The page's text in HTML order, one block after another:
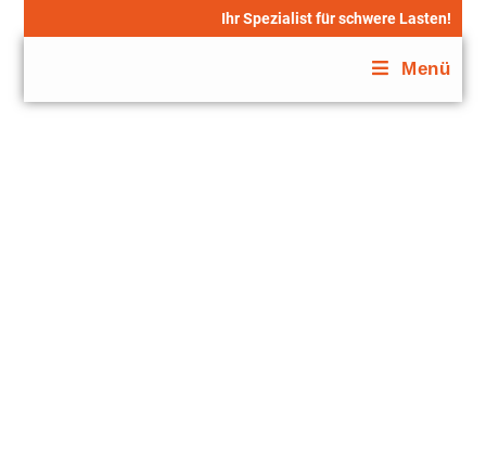
Ihr Spezialist für schwere Lasten!
Menü